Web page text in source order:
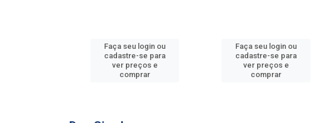
Faça seu login ou
cadastre-se para
ver preços e
comprar
Faça seu login ou
cadastre-se para
ver preços e
comprar